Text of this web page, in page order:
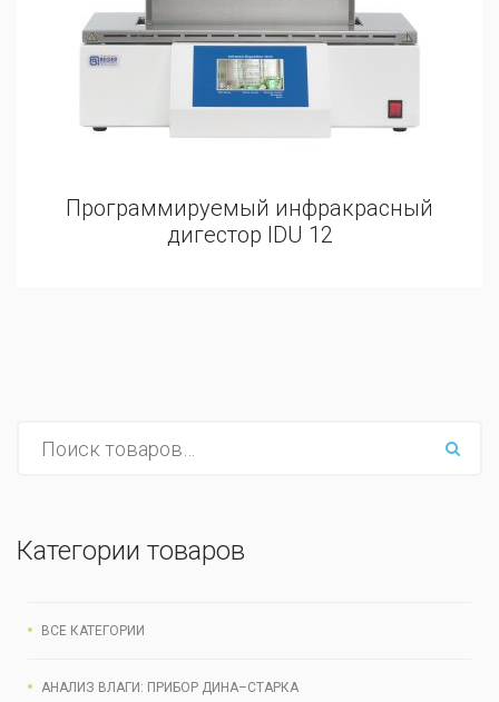
Программируемый инфракрасный
дигестор IDU 12
Категории товаров
ВСЕ КАТЕГОРИИ
АНАЛИЗ ВЛАГИ: ПРИБОР ДИНА–СТАРКА